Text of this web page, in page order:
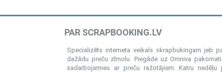
PAR SCRAPBOOKING.LV
Specializēts interneta veikals skrapbukingam jeb
dažādu preču zīmolu. Piegāde uz Omniva
sadarbojamies ar preču ražotājiem. Katru